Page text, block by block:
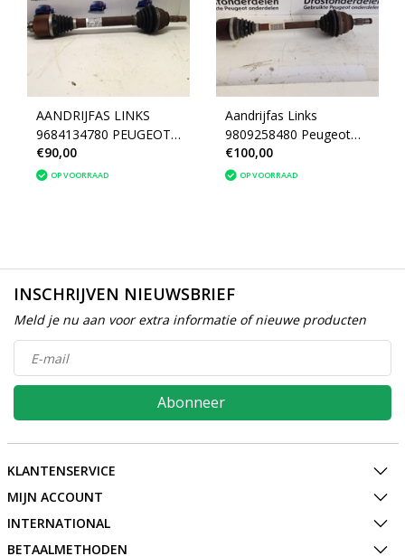
AANDRIJFAS LINKS
9684134780 PEUGEOT
2008 1.6
€90,00
OP VOORRAAD
Aandrijfas Links
9809258480 Peugeot
2008
€100,00
OP VOORRAAD
INSCHRIJVEN NIEUWSBRIEF
Meld je nu aan voor extra informatie of nieuwe producten
Abonneer
KLANTENSERVICE
MIJN ACCOUNT
INTERNATIONAL
BETAALMETHODEN